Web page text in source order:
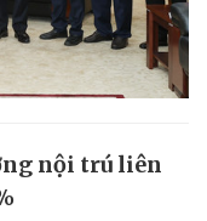
nội trú liên